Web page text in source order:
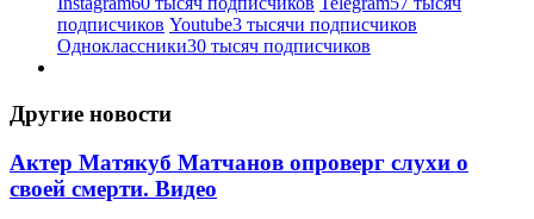
подписчиков Youtube3 тысячи подписчиков
Одноклассники30 тысяч подписчиков
Другие новости
Актер Матякуб Матчанов опроверг слухи о
своей смерти. Видео